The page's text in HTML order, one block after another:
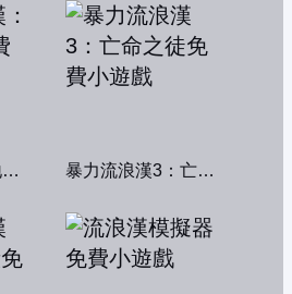
暴力流浪漢：地下秩序 暴力流浪漢3：亡命之徒